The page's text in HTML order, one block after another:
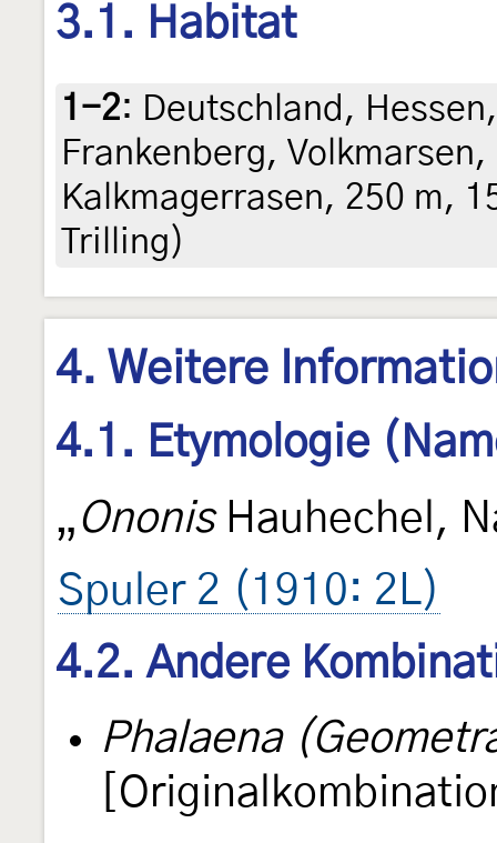
3.1. Habitat
1-2: Deutschland,
Frankenberg,
Kalkmagerrasen, 250 m,
Trilling)
4. Weitere
4.1. Etymologie
„OnonisHauhechel,
Spuler 2 (1910: 2L)
4.2. Andere
Phalaena